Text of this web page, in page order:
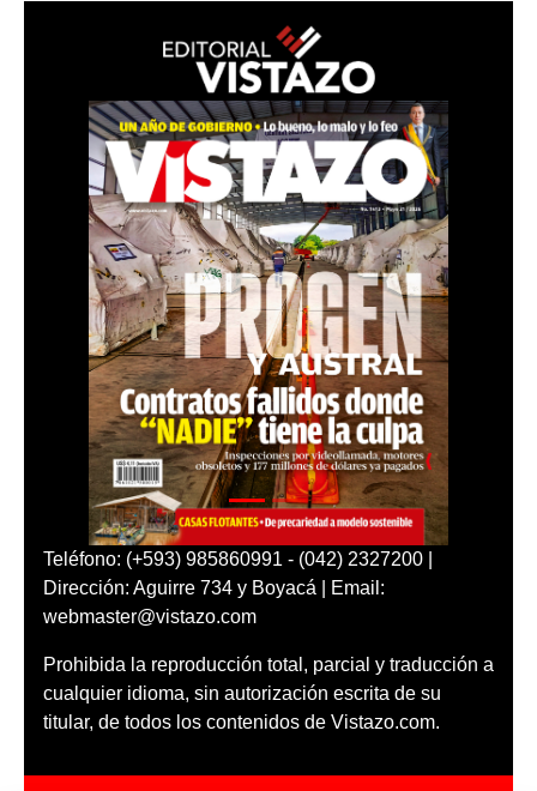
Teléfono: (+593) 985860991 - (042) 2327200 |
Dirección: Aguirre 734 y Boyacá | Email:
webmaster@vistazo.com
Prohibida la reproducción total, parcial y traducción a
cualquier idioma, sin autorización escrita de su
titular, de todos los contenidos de Vistazo.com.